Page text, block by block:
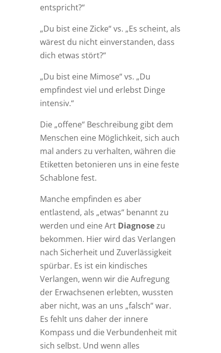
entspricht?“
„Du bist eine Zicke“ vs. „Es scheint, als
wärest du nicht einverstanden, dass
dich etwas stört?“
„Du bist eine Mimose“ vs. „Du
empfindest viel und erlebst Dinge
intensiv.“
Die „offene“ Beschreibung gibt dem
Menschen eine Möglichkeit, sich auch
mal anders zu verhalten, währen die
Etiketten betonieren uns in eine feste
Schablone fest.
Manche empfinden es aber
entlastend, als „etwas“ benannt zu
werden und eine Art Diagnosezu
bekommen. Hier wird das Verlangen
nach Sicherheit und Zuverlässigkeit
spürbar. Es ist ein kindisches
Verlangen, wenn wir die Aufregung
der Erwachsenen erlebten, wussten
aber nicht, was an uns „falsch“ war.
Es fehlt uns daher der innere
Kompass und die Verbundenheit mit
sich selbst. Und wenn alles